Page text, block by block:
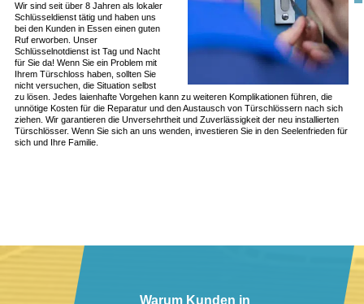
Wir sind seit über 8 Jahren als lokaler
Schlüsseldienst tätig und haben uns
bei den Kunden in Essen einen guten
Ruf erworben. Unser
Schlüsselnotdienst ist Tag und Nacht
für Sie da! Wenn Sie ein Problem mit
Ihrem Türschloss haben, sollten Sie
nicht versuchen, die Situation selbst
zu lösen. Jedes laienhafte Vorgehen kann zu weiteren Komplikationen führen, die
unnötige Kosten für die Reparatur und den Austausch von Türschlössern nach sich
ziehen. Wir garantieren die Unversehrtheit und Zuverlässigkeit der neu installierten
Türschlösser. Wenn Sie sich an uns wenden, investieren Sie in den Seelenfrieden für
sich und Ihre Familie.
Warum Kunden in